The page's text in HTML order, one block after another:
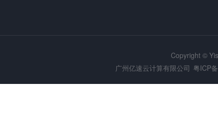
Copyright ©
广州亿速云计算有限公司 粤ICP